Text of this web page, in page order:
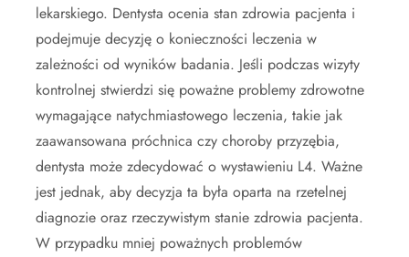
lekarskiego. Dentysta ocenia stan zdrowia pacjenta i
podejmuje decyzję o konieczności leczenia w
zależności od wyników badania. Jeśli podczas wizyty
kontrolnej stwierdzi się poważne problemy zdrowotne
wymagające natychmiastowego leczenia, takie jak
zaawansowana próchnica czy choroby przyzębia,
dentysta może zdecydować o wystawieniu L4. Ważne
jest jednak, aby decyzja ta była oparta na rzetelnej
diagnozie oraz rzeczywistym stanie zdrowia pacjenta.
W przypadku mniej poważnych problemów